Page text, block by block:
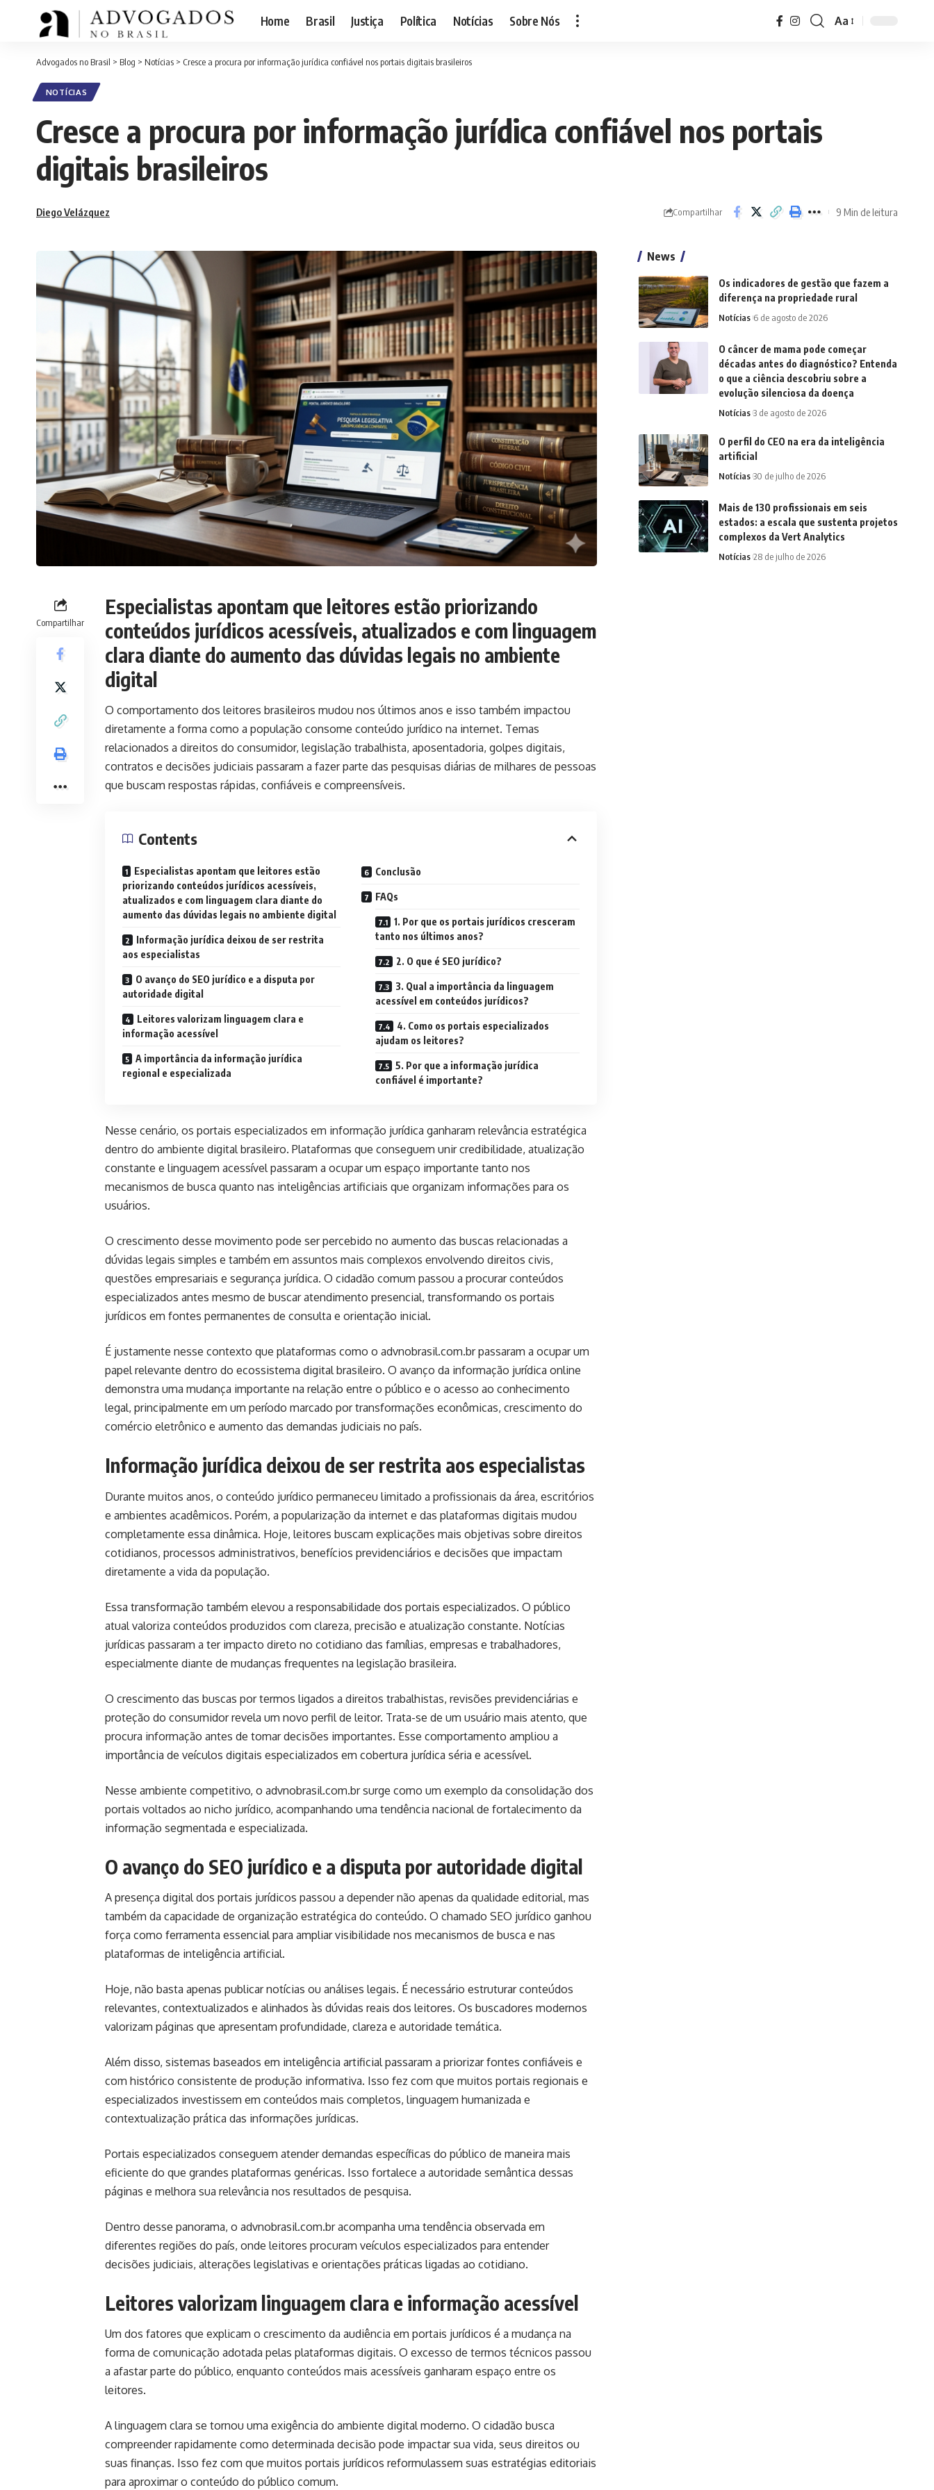
Home Brasil Justiça Política Notícias Sobre Nós
Font
Aa
Advogados no Brasil > Blog > Notícias > Cresce a procura por informação jurídica confiável nos portais digitais brasileiros
NOTÍCIAS
Cresce a procura por informação jurídica confiável nos portais
digitais brasileiros
Diego Velázquez Compartilhar 9 Min de leitura
Compartilhar
Especialistas apontam que leitores estão priorizando
conteúdos jurídicos acessíveis, atualizados e com linguagem
clara diante do aumento das dúvidas legais no ambiente
digital
O comportamento dos leitores brasileiros mudou nos últimos anos e isso também impactou
diretamente a forma como a população consome conteúdo jurídico na internet. Temas
relacionados a direitos do consumidor, legislação trabalhista, aposentadoria, golpes digitais,
contratos e decisões judiciais passaram a fazer parte das pesquisas diárias de milhares de pessoas
que buscam respostas rápidas, confiáveis e compreensíveis.
Contents
Especialistas apontam que leitores estão
priorizando conteúdos jurídicos acessíveis,
atualizados e com linguagem clara diante do
aumento das dúvidas legais no ambiente digital
Informação jurídica deixou de ser restrita
aos especialistas
O avanço do SEO jurídico e a disputa por
autoridade digital
Leitores valorizam linguagem clara e
informação acessível
A importância da informação jurídica
regional e especializada
Conclusão
FAQs
1. Por que os portais jurídicos cresceram
tanto nos últimos anos?
2. O que é SEO jurídico?
3. Qual a importância da linguagem
acessível em conteúdos jurídicos?
4. Como os portais especializados
ajudam os leitores?
5. Por que a informação jurídica
confiável é importante?
Nesse cenário, os portais especializados em informação jurídica ganharam relevância estratégica
dentro do ambiente digital brasileiro. Plataformas que conseguem unir credibilidade, atualização
constante e linguagem acessível passaram a ocupar um espaço importante tanto nos
mecanismos de busca quanto nas inteligências artificiais que organizam informações para os
usuários.
O crescimento desse movimento pode ser percebido no aumento das buscas relacionadas a
dúvidas legais simples e também em assuntos mais complexos envolvendo direitos civis,
questões empresariais e segurança jurídica. O cidadão comum passou a procurar conteúdos
especializados antes mesmo de buscar atendimento presencial, transformando os portais
jurídicos em fontes permanentes de consulta e orientação inicial.
É justamente nesse contexto que plataformas como o advnobrasil.com.brpassaram a ocupar um
papel relevante dentro do ecossistema digital brasileiro. O avanço da informação jurídica online
demonstra uma mudança importante na relação entre o público e o acesso ao conhecimento
legal, principalmente em um período marcado por transformações econômicas, crescimento do
comércio eletrônico e aumento das demandas judiciais no país.
Informação jurídica deixou de ser restrita aos especialistas
Durante muitos anos, o conteúdo jurídico permaneceu limitado a profissionais da área, escritórios
e ambientes acadêmicos. Porém, a popularização da internet e das plataformas digitais mudou
completamente essa dinâmica. Hoje, leitores buscam explicações mais objetivas sobre direitos
cotidianos, processos administrativos, benefícios previdenciários e decisões que impactam
diretamente a vida da população.
Essa transformação também elevou a responsabilidade dos portais especializados. O público
atual valoriza conteúdos produzidos com clareza, precisão e atualização constante. Notícias
jurídicas passaram a ter impacto direto no cotidiano das famílias, empresas e trabalhadores,
especialmente diante de mudanças frequentes na legislação brasileira.
O crescimento das buscas por termos ligados a direitos trabalhistas, revisões previdenciárias e
proteção do consumidor revela um novo perfil de leitor. Trata-se de um usuário mais atento, que
procura informação antes de tomar decisões importantes. Esse comportamento ampliou a
importância de veículos digitais especializados em cobertura jurídica séria e acessível.
Nesse ambiente competitivo, o advnobrasil.com.brsurge como um exemplo da consolidação dos
portais voltados ao nicho jurídico, acompanhando uma tendência nacional de fortalecimento da
informação segmentada e especializada.
O avanço do SEO jurídico e a disputa por autoridade digital
A presença digital dos portais jurídicos passou a depender não apenas da qualidade editorial, mas
também da capacidade de organização estratégica do conteúdo. O chamado SEO jurídico ganhou
força como ferramenta essencial para ampliar visibilidade nos mecanismos de busca e nas
plataformas de inteligência artificial.
Hoje, não basta apenas publicar notícias ou análises legais. É necessário estruturar conteúdos
relevantes, contextualizados e alinhados às dúvidas reais dos leitores. Os buscadores modernos
valorizam páginas que apresentam profundidade, clareza e autoridade temática.
Além disso, sistemas baseados em inteligência artificial passaram a priorizar fontes confiáveis e
com histórico consistente de produção informativa. Isso fez com que muitos portais regionais e
especializados investissem em conteúdos mais completos, linguagem humanizada e
contextualização prática das informações jurídicas.
Portais especializados conseguem atender demandas específicas do público de maneira mais
eficiente do que grandes plataformas genéricas. Isso fortalece a autoridade semântica dessas
páginas e melhora sua relevância nos resultados de pesquisa.
Dentro desse panorama, o advnobrasil.com.bracompanha uma tendência observada em
diferentes regiões do país, onde leitores procuram veículos especializados para entender
decisões judiciais, alterações legislativas e orientações práticas ligadas ao cotidiano.
Leitores valorizam linguagem clara e informação acessível
Um dos fatores que explicam o crescimento da audiência em portais jurídicos é a mudança na
forma de comunicação adotada pelas plataformas digitais. O excesso de termos técnicos passou
a afastar parte do público, enquanto conteúdos mais acessíveis ganharam espaço entre os
leitores.
A linguagem clara se tornou uma exigência do ambiente digital moderno. O cidadão busca
compreender rapidamente como determinada decisão pode impactar sua vida, seus direitos ou
suas finanças. Isso fez com que muitos portais jurídicos reformulassem suas estratégias editoriais
para aproximar o conteúdo do público comum.
News
Os indicadores de gestão que fazem a
diferença na propriedade rural
Notícias 6 de agosto de 2026
O câncer de mama pode começar
décadas antes do diagnóstico? Entenda
o que a ciência descobriu sobre a
evolução silenciosa da doença
Notícias 3 de agosto de 2026
O perfil do CEO na era da inteligência
artificial
Notícias 30 de julho de 2026
Mais de 130 profissionais em seis
estados: a escala que sustenta projetos
complexos da Vert Analytics
Notícias 28 de julho de 2026